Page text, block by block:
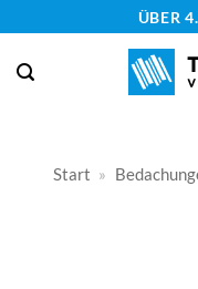
springen
ÜBER
Start »